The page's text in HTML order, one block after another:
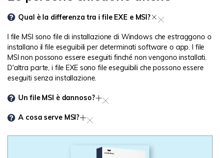
Qual ​​è la differenza tra i file EXE e MSI?
I file MSI sono file di installazione di Windows che estraggono o
installano il file eseguibili per determinati software o app. I file
MSI non possono essere eseguiti finché non vengono installati.
D'altra parte, i file EXE sono file eseguibili che possono essere
eseguiti senza installazione.
Un file MSI è dannoso?
A cosa serve MSI?